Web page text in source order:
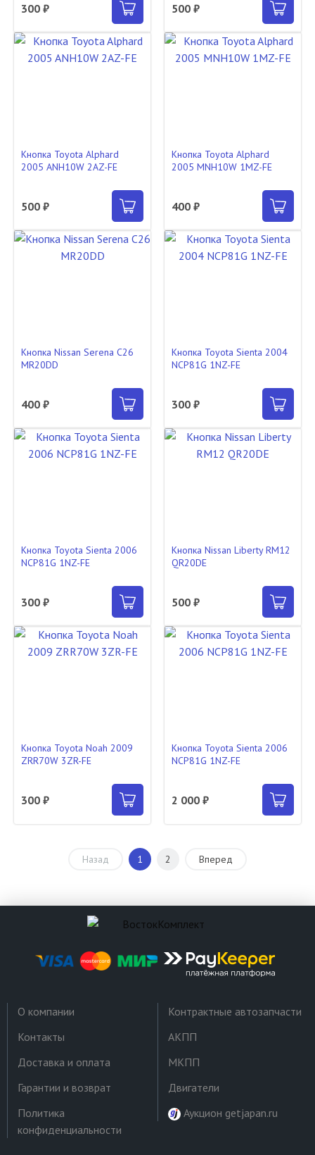
300 ₽ 500 ₽
Кнопка Toyota Alphard
2005 ANH10W 2AZ-FE
500 ₽
Кнопка Toyota Alphard
2005 MNH10W 1MZ-FE
400 ₽
Кнопка Nissan Serena C26
MR20DD
400 ₽
Кнопка Toyota Sienta 2004
NCP81G 1NZ-FE
300 ₽
Кнопка Toyota Sienta 2006
NCP81G 1NZ-FE
300 ₽
Кнопка Nissan Liberty RM12
QR20DE
500 ₽
Кнопка Toyota Noah 2009
ZRR70W 3ZR-FE
300 ₽
Кнопка Toyota Sienta 2006
NCP81G 1NZ-FE
2 000 ₽
Назад 1 2 Вперед
О компании
Контакты
Доставка и оплата
Гарантии и возврат
Политика
конфиденциальности
Контрактные автозапчасти
АКПП
МКПП
Двигатели
Аукцион getjapan.ru